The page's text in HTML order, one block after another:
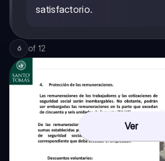
satisfactorio.
6 of 12
Ver